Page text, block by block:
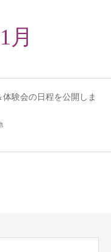
月
験会の日程を公開しま